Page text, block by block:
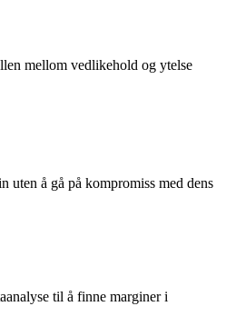
mellom vedlikehold og ytelse
uten å gå på kompromiss med dens
til å finne marginer i